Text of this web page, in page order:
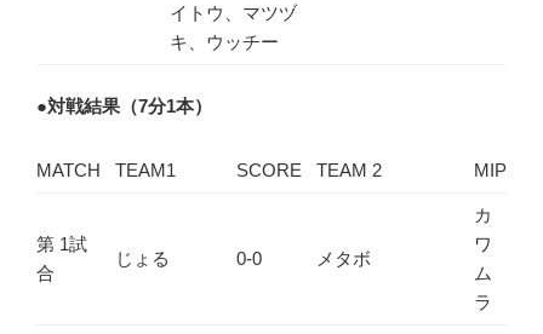
イトウ、マツヅ
キ、ウッチー
●対戦結果（7分1本）
MATCH TEAM1 SCORE TEAM 2 MIP
第 1試
合
じょる 0-0 メタボ
カ
ワ
ム
ラ